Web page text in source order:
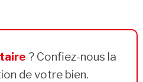
? Confiez-nous la
de votre bien.